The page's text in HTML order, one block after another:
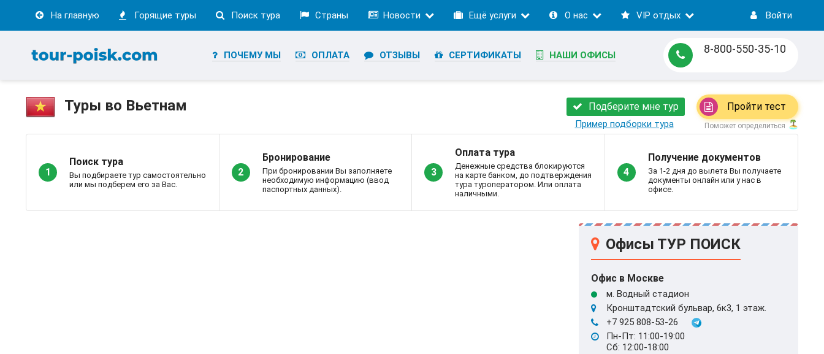
На главную Горящие туры Поиск тура Страны Новости Ещё услуги О нас VIP отдых Войти
ПОЧЕМУ МЫ ОПЛАТА ОТЗЫВЫ СЕРТИФИКАТЫ НАШИ ОФИСЫ 8-800-550-35-10
Туры во Вьетнам Подберите мне тур
Пример подборки тура
Пройти тест
Поможет определиться
1
Поиск тура
Вы подбираете тур самостоятельно
или мы подберем его за Вас.
2
Бронирование
При бронировании Вы заполняете
необходимую информацию (ввод
паспортных данных).
3
Оплата тура
Денежные средства блокируются
на карте банком, до подтверждения
тура туроператором. Или оплата
наличными.
4
Получение документов
За 1-2 дня до вылета Вы получаете
документы онлайн или у нас в
офисе.
Офисы ТУР ПОИСК
Офис в Москве
м. Водный стадион
Кронштадтский бульвар, 6к3, 1 этаж.
+7 925 808-53-26
Пн-Пт: 11:00-19:00
Сб: 12:00-18:00